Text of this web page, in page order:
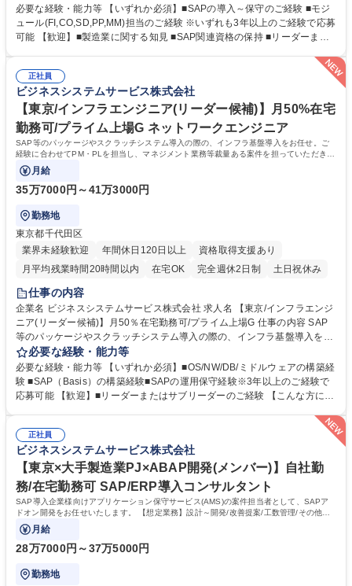
3年連続過去最高益を上げるなど今でも成長中の企業です。 【想定業務】
顧客折衝、課題方針決定、進捗・工数・メンバー管理、工数見積もり、品
質管理・レビュー 【ポイント】 ●1次請け、エンドユーザーとの直接のや
候補）】自社勤務
必要な経験・能力等 【いずれか必須】■SAPの導入～保守のご経験 ■モジ
ュール(FI,CO,SD,PP,MM)担当のご経験 ※いずれも3年以上のご経験で応募
可能 【歓迎】■製造業に関する知見 ■SAP関連資格の保持 ■リーダーまた
正社員
ビジネスシステムサービス株式会社
【東京/インフラエンジニア(リーダー候補)】月50%在宅
勤務可/プライム上場G ネットワークエンジニア
SAP等のパッケージやスクラッチシステム導入の際の、インフラ基盤導入をお任せ。ご
経験に合わせてPM・PLを担当し、マネジメント業務等裁量ある案件を担っていただきま
す。
月給
35万7000円～41万3000円
勤務地
東京都千代田区
業界未経験歓迎
年間休日120日以上
資格取得支援あり
月平均残業時間20時間以内
在宅OK 完全週休2日制 土日祝休み
仕事の内容
企業名 ビジネスシステムサービス株式会社 求人名 【東京/インフラエンジ
ニア(リーダー候補)】月50％在宅勤務可/プライム上場G 仕事の内容 SAP
等のパッケージやスクラッチシステム導入の際の、インフラ基盤導入をお
任せ。ご経験に合わせてPM・PLを担当し、マネジメント業務等裁量ある
案件を担っていただきます。 【詳細】●導入時のインフラ構成に関する提
案・設計・構築 ●導入済みシステムの運用設計・運用 ●顧客・ベンダーへ
の対応 ●サイジング・工数の見積、新規構築 ●案件・メンバーのマネジメ
して、プライム案件の上流フェーズから一部参画し、システムの理解を深
めた上で従事いただけます！ 募集職種 【東京/インフラエンジニア(リーダ
ー候補)】月50％在宅勤務可/プライム上場G
必要な経験・能力等
必要な経験・能力等 【いずれか必須】■OS/NW/DB/ミドルウェアの構築経
験 ■SAP（Basis）の構築経験■SAPの運用保守経験※3年以上のご経験で
応募可能 【歓迎】■リーダーまたはサブリーダーのご経験 【こんな方にピ
戦したい方（SAP、BASIS、AWS、Linux使用予定） ■カレンダー通りの
働き方！スポットで時間外勤務が発生しますが、それ以外は基本は月～
金・就業時間での対応。 ■常駐原則なし！自社勤務と在宅勤務(週2～3程
度)■大手企業案件多数 ■適性や希望を元に案件にアサイン・キャリアを描
きやすい環境！ 学歴・資格 学歴：大学院 大学 高専 短大 専修学校 高校 語
学力： 資格：
正社員
ビジネスシステムサービス株式会社
【東京×大手製造業PJ×ABAP開発(メンバー)】自社勤
務/在宅勤務可 SAP/ERP導入コンサルタント
SAP導入企業様向けアプリケーション保守サービス(AMS)の案件担当者として、SAPア
ドオン開発をお任せいたします。 【想定業務】設計～開発/改善提案/工数管理/その他案
件担当にかかる業務全般
月給
28万7000円～37万5000円
勤務地